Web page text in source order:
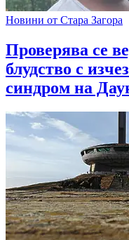
Новини от Стара Загора
Проверява се
блудство с
синдром на